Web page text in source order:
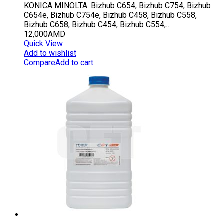
KONICA MINOLTA: Bizhub C654, Bizhub C754, Bizhub
C654e, Bizhub C754e, Bizhub C458, Bizhub C558,
Bizhub C658, Bizhub C454, Bizhub C554,…
12,000AMD
Quick View
Add to wishlist
CompareAdd to cart